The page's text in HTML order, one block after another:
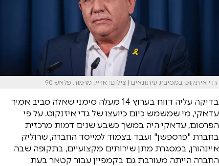
גדי איזנקוט במסיבת עיתונאים | צילום: אריק מרמור, פלאש 90
בדיקה עליה דווח בערוץ 14 מעלה סימני שאלה סביב אמיר
עדאקי, מי שמשמש כיום כיועצו של גדי איזנקוט. על פי
הפרסום, עדאקי היה במשך כשבע שנים דמות מרכזית
בחברת "פרספשן" ועבד בצמוד למייסד החברה, שרוליק
איינהורן, במסגרת מתן שירותים מקצועיים, בתקופה שבה
החברה הייתה מעורבת גם בקמפיין עבור קטאר בעת